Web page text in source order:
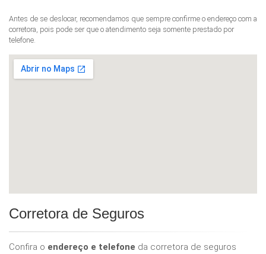
Antes de se deslocar, recomendamos que sempre confirme o endereço com a
corretora, pois pode ser que o atendimento seja somente prestado por
telefone.
Corretora de Seguros
Confira o endereço e telefone da corretora de seguros